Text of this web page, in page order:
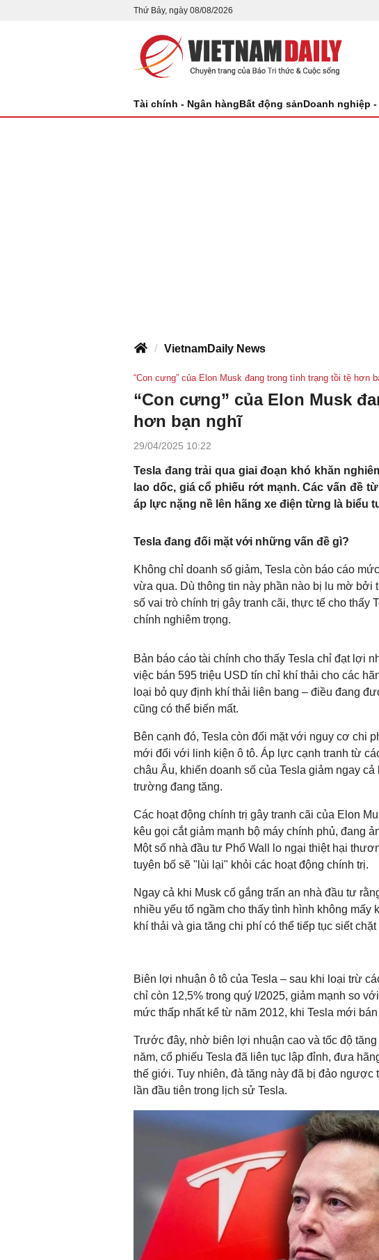
Thứ Bảy, ngày 08/08/2026
Tài chính - Ngân hàngBất động sảnDoanh nghiệp
VietnamDaily News
“Con cưng” của Elon Musk đang trong tình trạng tồi tệ hơn
“Con cưng” của Elon Musk
hơn bạn nghĩ
29/04/2025 10:22
Tesla đang trải qua giai đoạn khó khăn
lao dốc, giá cổ phiếu rớt mạnh. Các vấn đề
áp lực nặng nề lên hãng xe điện từng là biểu
Tesla đang đối mặt với những vấn đề gì?
Không chỉ doanh số giảm, Tesla còn báo cáo
vừa qua. Dù thông tin này phần nào bị lu mờ bởi
số vai trò chính trị gây tranh cãi, thực tế cho thấy
chính nghiêm trọng.
Bản báo cáo tài chính cho thấy Tesla chỉ đạt lợi
việc bán 595 triệu USD tín chỉ khí thải cho các
loại bỏ quy định khí thải liên bang – điều đang
cũng có thể biến mất.
Bên cạnh đó, Tesla còn đối mặt với nguy cơ chi
mới đối với linh kiện ô tô. Áp lực cạnh tranh từ
châu Âu, khiến doanh số của Tesla giảm ngay
trường đang tăng.
Các hoạt động chính trị gây tranh cãi của Elon
kêu gọi cắt giảm mạnh bộ máy chính phủ, đang
Một số nhà đầu tư Phố Wall lo ngại thiệt hại
tuyên bố sẽ "lùi lại" khỏi các hoạt động chính trị.
Ngay cả khi Musk cố gắng trấn an nhà đầu tư
nhiều yếu tố ngầm cho thấy tình hình không mấy
khí thải và gia tăng chi phí có thể tiếp tục siết
Biên lợi nhuận ô tô của Tesla – sau khi loại trừ
chỉ còn 12,5% trong quý I/2025, giảm mạnh so
mức thấp nhất kể từ năm 2012, khi Tesla mới
Trước đây, nhờ biên lợi nhuận cao và tốc độ
năm, cổ phiếu Tesla đã liên tục lập đỉnh, đưa
thế giới. Tuy nhiên, đà tăng này đã bị đảo ngược
lần đầu tiên trong lịch sử Tesla.